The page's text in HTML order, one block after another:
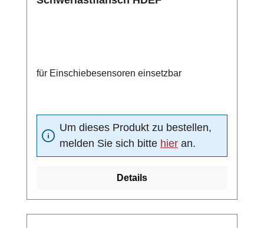
für Einschiebesensoren einsetzbar
Um dieses Produkt zu bestellen,
melden Sie sich bitte hier an.
Details